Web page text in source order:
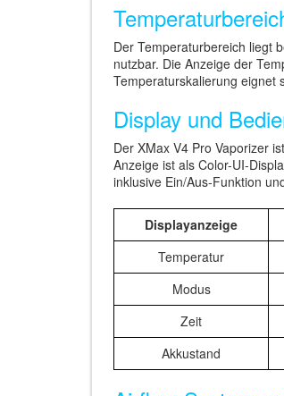
Der Temperaturbereich liegt
nutzbar. Die Anzeige der
Temperaturskalierung eignet
Display und
Der XMax V4 Pro Vaporizer
Anzeige ist als Color-UI-
inklusive Ein/Aus-Funktion
Displayanzeige
Temperatur
Modus
Zeit
Akkustand